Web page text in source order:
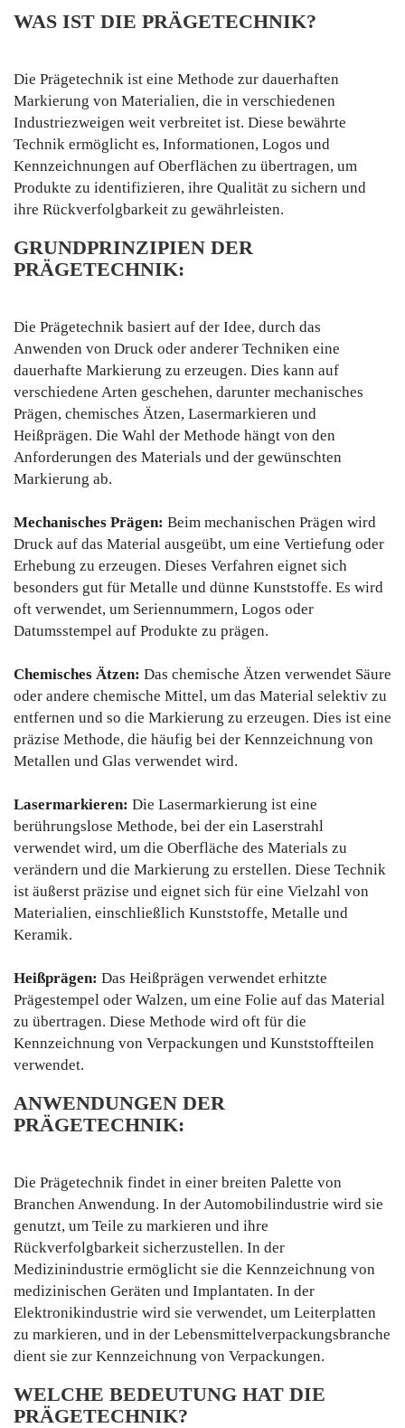
WAS IST DIE PRÄGETECHNIK?
Die Prägetechnik ist eine Methode zur dauerhaften
Markierung von Materialien, die in verschiedenen
Industriezweigen weit verbreitet ist. Diese bewährte
Technik ermöglicht es, Informationen, Logos und
Kennzeichnungen auf Oberflächen zu übertragen, um
Produkte zu identifizieren, ihre Qualität zu sichern und
ihre Rückverfolgbarkeit zu gewährleisten.
GRUNDPRINZIPIEN DER
PRÄGETECHNIK:
Die Prägetechnik basiert auf der Idee, durch das
Anwenden von Druck oder anderer Techniken eine
dauerhafte Markierung zu erzeugen. Dies kann auf
verschiedene Arten geschehen, darunter mechanisches
Prägen, chemisches Ätzen, Lasermarkieren und
Heißprägen. Die Wahl der Methode hängt von den
Anforderungen des Materials und der gewünschten
Markierung ab.
Mechanisches Prägen: Beim mechanischen Prägen wird
Druck auf das Material ausgeübt, um eine Vertiefung oder
Erhebung zu erzeugen. Dieses Verfahren eignet sich
besonders gut für Metalle und dünne Kunststoffe. Es wird
oft verwendet, um Seriennummern, Logos oder
Datumsstempel auf Produkte zu prägen.
Chemisches Ätzen: Das chemische Ätzen verwendet Säure
oder andere chemische Mittel, um das Material selektiv zu
entfernen und so die Markierung zu erzeugen. Dies ist eine
präzise Methode, die häufig bei der Kennzeichnung von
Metallen und Glas verwendet wird.
Lasermarkieren: Die Lasermarkierung ist eine
berührungslose Methode, bei der ein Laserstrahl
verwendet wird, um die Oberfläche des Materials zu
verändern und die Markierung zu erstellen. Diese Technik
ist äußerst präzise und eignet sich für eine Vielzahl von
Materialien, einschließlich Kunststoffe, Metalle und
Keramik.
Heißprägen: Das Heißprägen verwendet erhitzte
Prägestempel oder Walzen, um eine Folie auf das Material
zu übertragen. Diese Methode wird oft für die
Kennzeichnung von Verpackungen und Kunststoffteilen
verwendet.
ANWENDUNGEN DER
PRÄGETECHNIK:
Die Prägetechnik findet in einer breiten Palette von
Branchen Anwendung. In der Automobilindustrie wird sie
genutzt, um Teile zu markieren und ihre
Rückverfolgbarkeit sicherzustellen. In der
Medizinindustrie ermöglicht sie die Kennzeichnung von
medizinischen Geräten und Implantaten. In der
Elektronikindustrie wird sie verwendet, um Leiterplatten
zu markieren, und in der Lebensmittelverpackungsbranche
dient sie zur Kennzeichnung von Verpackungen.
WELCHE BEDEUTUNG HAT DIE
PRÄGETECHNIK?